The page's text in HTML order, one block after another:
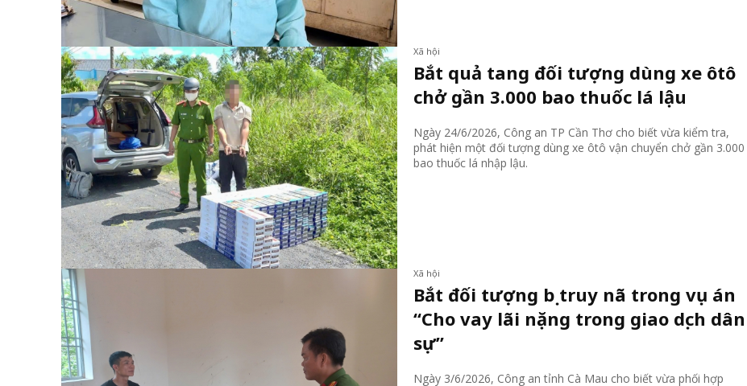
Xã hội
Bắt quả tang đối tượng dùng xe ôtô
chở gần 3.000 bao thuốc lá lậu
Ngày 24/6/2026, Công an TP Cần Thơ cho biết vừa kiểm tra,
phát hiện một đối tượng dùng xe ôtô vận chuyển chở gần 3.000
bao thuốc lá nhập lậu.
Xã hội
Bắt đối tượng bị truy nã trong vụ án
“Cho vay lãi nặng trong giao dịch dân
sự”
Ngày 3/6/2026, Công an tỉnh Cà Mau cho biết vừa phối hợp